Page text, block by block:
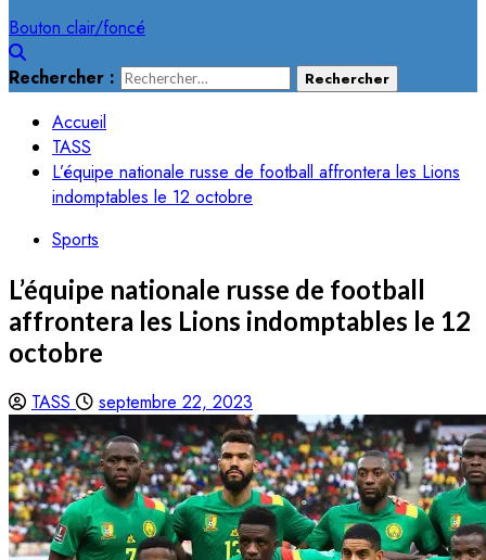
Bouton clair/foncé
Rechercher :
Accueil
TASS
L’équipe nationale russe de football affrontera les Lions
indomptables le 12 octobre
Sports
L’équipe nationale russe de football
affrontera les Lions indomptables le 12
octobre
TASS septembre 22, 2023